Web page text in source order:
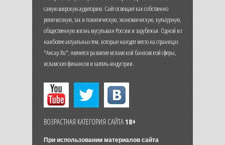
самую широкую аудиторию. Сайт освещает как собственно
религиозную, так и политическую, экономическую, культурную,
общественную жизнь мусульман России и зарубежья. Одной из
наиболее актуальных тем, которые находят место на страницах
"Ансар.Ru", является развитие исламской банковской сферы,
исламских финансов и халяль-индустрии.
ВОЗРАСТНАЯ КАТЕГОРИЯ САЙТА18+
При использовании материалов сайта